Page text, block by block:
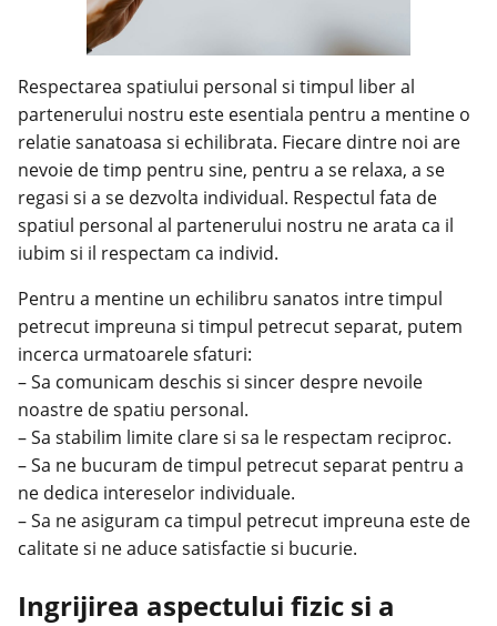
Respectarea spatiului personal si timpul liber al
partenerului nostru este esentiala pentru a mentine o
relatie sanatoasa si echilibrata. Fiecare dintre noi are
nevoie de timp pentru sine, pentru a se relaxa, a se
regasi si a se dezvolta individual. Respectul fata de
spatiul personal al partenerului nostru ne arata ca il
iubim si il respectam ca individ.
Pentru a mentine un echilibru sanatos intre timpul
petrecut impreuna si timpul petrecut separat, putem
incerca urmatoarele sfaturi:
– Sa comunicam deschis si sincer despre nevoile
noastre de spatiu personal.
– Sa stabilim limite clare si sa le respectam reciproc.
– Sa ne bucuram de timpul petrecut separat pentru a
ne dedica intereselor individuale.
– Sa ne asiguram ca timpul petrecut impreuna este de
calitate si ne aduce satisfactie si bucurie.
Ingrijirea aspectului fizic si a